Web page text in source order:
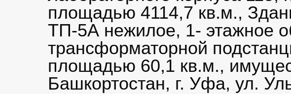
площадью 4114,7 кв.м.,
ТП-5А нежилое, 1- этажное
трансформаторной
площадью 60,1 кв.м.,
Башкортостан, г. Уфа, ул.